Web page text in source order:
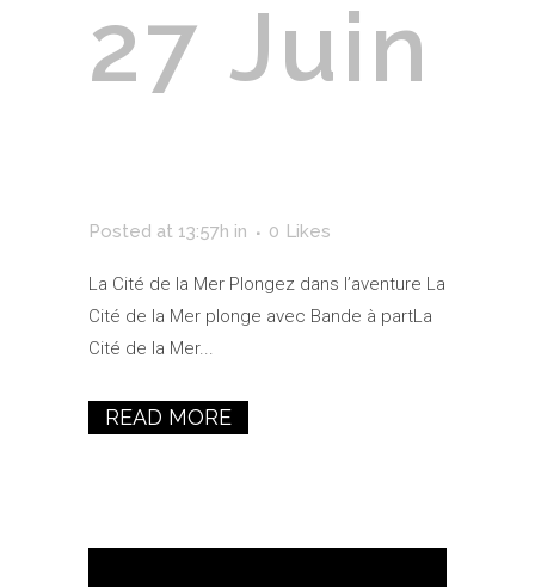
27 Juin
Posted at 13:57h in 0 Likes
La Cité de la Mer Plongez dans l’aventure La
Cité de la Mer plonge avec Bande à partLa
Cité de la Mer...
READ MORE